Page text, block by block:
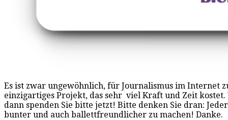
Es ist zwar ungewöhnlich, für Journalismus im Internet
einzigartiges Projekt, das sehr viel Kraft und Zeit
dann spenden Sie bitte jetzt! Bitte denken Sie dran:
bunter und auch ballettfreundlicher zu machen! Danke.